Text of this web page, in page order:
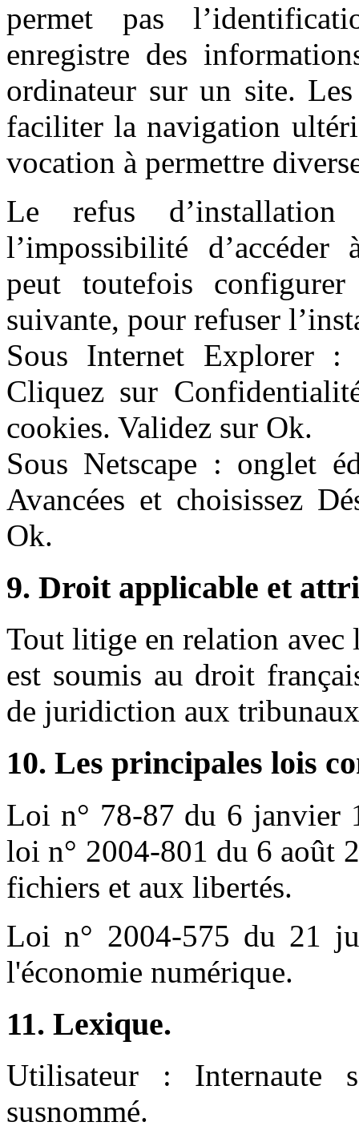
permet pas
enregistre des
ordinateur sur un site.
faciliter la navigation
vocation à permettre
Le refus
l’impossibilité d’accéder
peut toutefois
suivante, pour refuser
Sous Internet Explorer
Cliquez sur
cookies. Validez sur Ok.
Sous Netscape : onglet
Avancées et choisissez
Ok.
9. Droit applicable et
Tout litige en relation
est soumis au droit
de juridiction aux
10. Les principales lois
Loi n° 78-87 du 6 janvier
loi n° 2004-801 du 6 août
fichiers et aux libertés.
Loi n° 2004-575 du 21
l'économie numérique.
11. Lexique.
Utilisateur : Internaute
susnommé.